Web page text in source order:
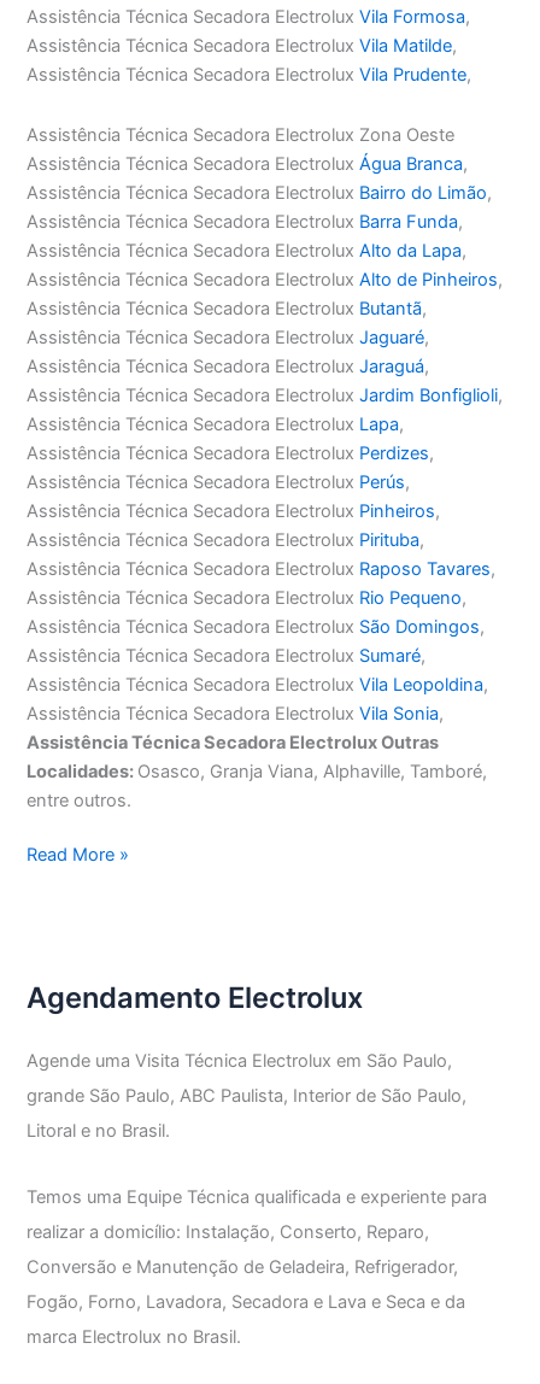
Assistência Técnica Secadora ElectroluxVila Formosa,
Assistência Técnica Secadora ElectroluxVila Matilde,
Assistência Técnica Secadora ElectroluxVila Prudente,
Assistência Técnica Secadora Electrolux Zona Oeste
Assistência Técnica Secadora ElectroluxÁgua Branca,
Assistência Técnica Secadora Electrolux Bairro do Limão,
Assistência Técnica Secadora Electrolux Barra Funda,
Assistência Técnica Secadora ElectroluxAlto da Lapa,
Assistência Técnica Secadora ElectroluxAlto de Pinheiros,
Assistência Técnica Secadora Electrolux Butantã,
Assistência Técnica Secadora ElectroluxJaguaré,
Assistência Técnica Secadora ElectroluxJaraguá,
Assistência Técnica Secadora ElectroluxJardim Bonfiglioli,
Assistência Técnica Secadora Electrolux Lapa,
Assistência Técnica Secadora Electrolux Perdizes,
Assistência Técnica Secadora Electrolux Perús,
Assistência Técnica Secadora Electrolux Pinheiros,
Assistência Técnica Secadora Electrolux Pirituba,
Assistência Técnica Secadora Electrolux Raposo Tavares,
Assistência Técnica Secadora Electrolux Rio Pequeno,
Assistência Técnica Secadora Electrolux São Domingos,
Assistência Técnica Secadora Electrolux Sumaré,
Assistência Técnica Secadora ElectroluxVila Leopoldina,
Assistência Técnica Secadora ElectroluxVila Sonia,
Assistência Técnica Secadora Electrolux Outras
Localidades: Osasco, Granja Viana, Alphaville, Tamboré,
entre outros.
Assistência
Read More »
Agendamento Electrolux
Agende uma Visita Técnica Electrolux em São Paulo,
grande São Paulo, ABC Paulista, Interior de São Paulo,
Litoral e no Brasil.
Temos uma Equipe Técnica qualificada e experiente para
realizar a domicílio: Instalação, Conserto, Reparo,
Conversão e Manutenção de Geladeira, Refrigerador,
Fogão, Forno, Lavadora, Secadora e Lava e Seca e da
marca Electrolux no Brasil.